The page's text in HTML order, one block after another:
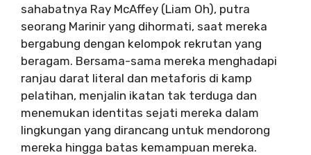
sahabatnya Ray McAffey (Liam Oh), putra
seorang Marinir yang dihormati, saat mereka
bergabung dengan kelompok rekrutan yang
beragam. Bersama-sama mereka menghadapi
ranjau darat literal dan metaforis di kamp
pelatihan, menjalin ikatan tak terduga dan
menemukan identitas sejati mereka dalam
lingkungan yang dirancang untuk mendorong
mereka hingga batas kemampuan mereka.